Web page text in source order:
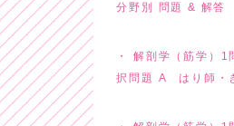
分野別 問題 & 解答
解剖学（筋学）1
択問題 A はり師・